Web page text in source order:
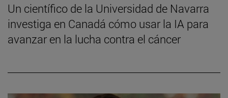
Un científico de la Universidad de Navarra
investiga en Canadá cómo usar la IA para
avanzar en la lucha contra el cáncer